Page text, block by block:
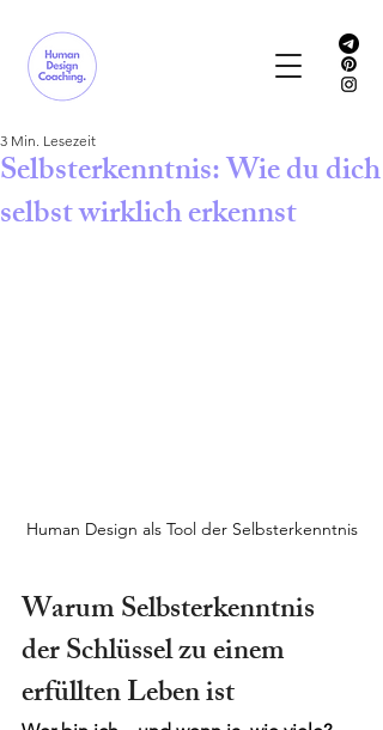
Selbsterkenntnis: Wie du dich
selbst wirklich erkennst
3 Min. Lesezeit
Human Design als Tool der Selbsterkenntnis
Warum Selbsterkenntnis
der Schlüssel zu einem
erfüllten Leben ist